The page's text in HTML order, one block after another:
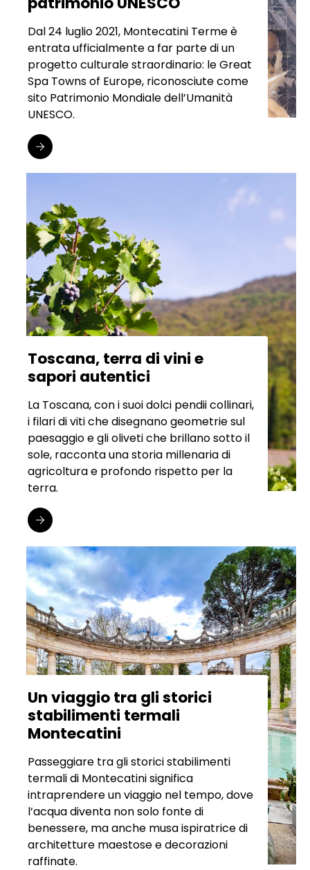
Dal 24 luglio 2021, Montecatini Terme è
entrata ufficialmente a far parte di un
progetto culturale straordinario: le Great
Spa Towns of Europe, riconosciute come
sito Patrimonio Mondiale dell’Umanità
UNESCO.
Toscana, terra di vini e
sapori autentici
La Toscana, con i suoi dolci pendii collinari,
i filari di viti che disegnano geometrie sul
paesaggio e gli oliveti che brillano sotto il
sole, racconta una storia millenaria di
agricoltura e profondo rispetto per la
terra.
Un viaggio tra gli storici
stabilimenti termali
Montecatini
Passeggiare tra gli storici stabilimenti
termali di Montecatini significa
intraprendere un viaggio nel tempo, dove
l’acqua diventa non solo fonte di
benessere, ma anche musa ispiratrice di
architetture maestose e decorazioni
raffinate.